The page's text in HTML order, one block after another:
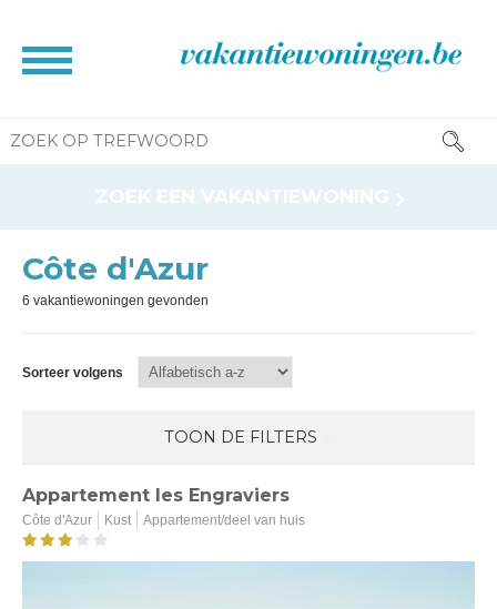
CONTACT
RESERVATIE INFO
NEWS
ZOEK EEN VAKANTIEWONING
Côte d'Azur
6 vakantiewoningen gevonden
Sorteer volgens
TOON DE FILTERS
Ligging
Kust (5)
Binnenland (1)
Appartement les Engraviers
Côte d'Azur Kust Appartement/deel van huis